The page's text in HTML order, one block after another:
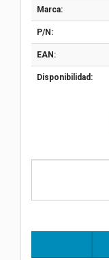
Marca:
P/N:
EAN:
Disponibilidad: